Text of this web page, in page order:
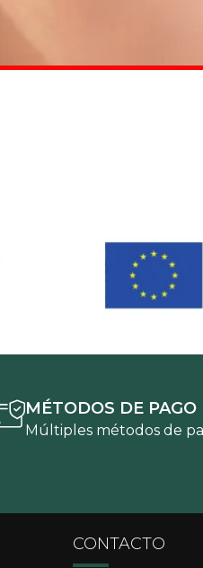
MÉTODOS DE PAGO
Múltiples métodos de
CONTACTO